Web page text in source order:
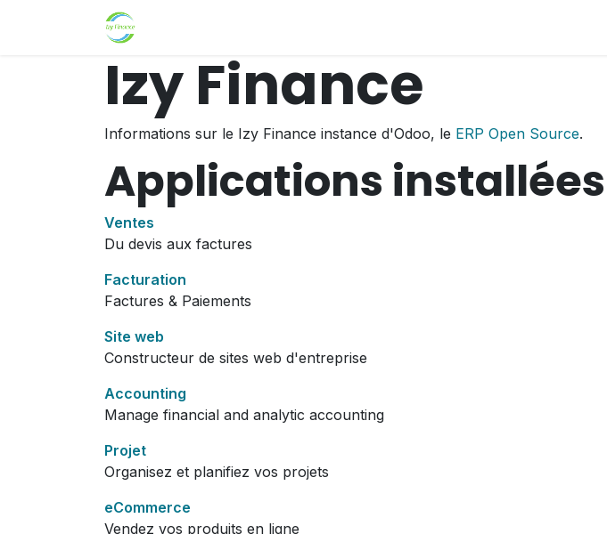
Se rendre au contenu
Izy Finance
Informations sur le Izy Finance instance d'Odoo, le ERP Open Source.
Applications installées
Ventes
Du devis aux factures
Facturation
Factures & Paiements
Site web
Constructeur de sites web d'entreprise
Accounting
Manage financial and analytic accounting
Projet
Organisez et planifiez vos projets
eCommerce
Vendez vos produits en ligne